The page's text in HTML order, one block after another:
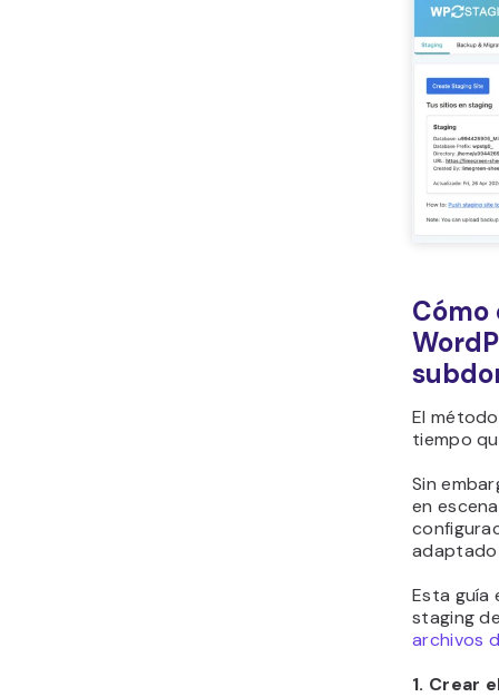
Cómo
El
tiempo
Sin
en
adaptado
Esta guía
staging
archivos
1. Crear